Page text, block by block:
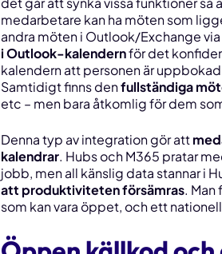
medarbetare kan ha möten som
andra möten i Outlook/Exchange
i Outlook-kalendernför det
kalendern att personen är
Samtidigt finns denfullständiga
etc – men bara åtkomlig för dem
Denna typ av integration gör att
kalendrar. Hubs och M365 pratar
jobb, men all känslig data stannar i
att produktiviteten försämras.
som kanvara öppet, och ett